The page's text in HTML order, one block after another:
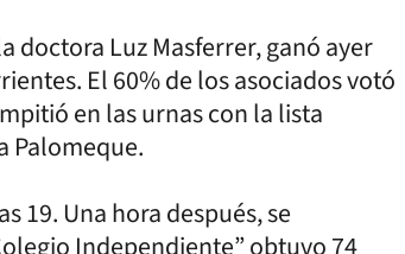
doctora Luz Masferrer, ganó ayer
El 60% de los asociados votó
en las urnas con la lista
Palomeque.
19. Una hora después, se